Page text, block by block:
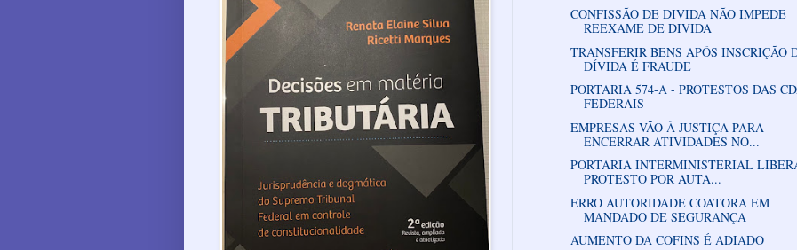
CONFISSÃO DE DIVIDA NÃO IMPEDE
REEXAME DE DIVIDA
TRANSFERIR BENS APÓS INSCRIÇÃO
DÍVIDA É FRAUDE
PORTARIA 574-A - PROTESTOS DAS
FEDERAIS
EMPRESAS VÃO À JUSTIÇA PARA
ENCERRAR ATIVIDADES NO...
PORTARIA INTERMINISTERIAL
PROTESTO POR AUTA...
ERRO AUTORIDADE COATORA EM
MANDADO DE SEGURANÇA
AUMENTO DA COFINS É ADIADO